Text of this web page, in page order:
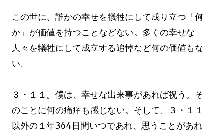
この世に、誰かの幸せを犠牲にして成り立つ「何
か」が価値を持つことなどない。多くの幸せな
人々を犠牲にして成立する追悼など何の価値もな
い。
３・１１。僕は、幸せな出来事があれば祝う。そ
のことに何の痛痒も感じない。そして、３・１１
以外の１年364日間いつであれ、思うことがあれ